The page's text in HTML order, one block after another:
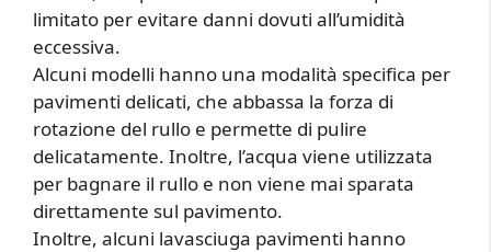
limitato per evitare danni dovuti all’umidità
eccessiva.
Alcuni modelli hanno una modalità specifica per
pavimenti delicati, che abbassa la forza di
rotazione del rullo e permette di pulire
delicatamente. Inoltre, l’acqua viene utilizzata
per bagnare il rullo e non viene mai sparata
direttamente sul pavimento.
Inoltre, alcuni lavasciuga pavimenti hanno